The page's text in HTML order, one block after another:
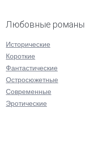
Любовные романы
Исторические
Короткие
Фантастические
Остросюжетные
Современные
Эротические